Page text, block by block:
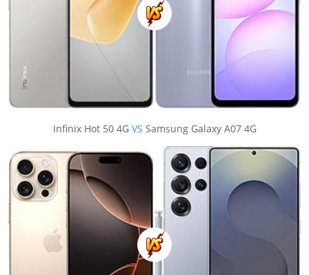
Infinix Hot 50 4G VS Samsung Galaxy A07 4G